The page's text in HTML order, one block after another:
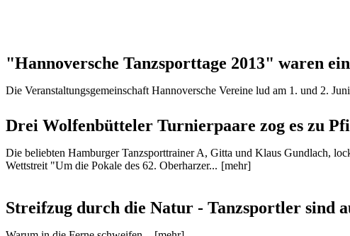
"Hannoversche Tanzsporttage 2013" waren
Die Veranstaltungsgemeinschaft Hannoversche Vereine lud am 1. und 2.
Drei Wolfenbütteler Turnierpaare zog es zu
Die beliebten Hamburger Tanzsporttrainer A, Gitta und Klaus Gundlach,
Wettstreit "Um die Pokale des 62. Oberharzer... [mehr]
Streifzug durch die Natur - Tanzsportler sind